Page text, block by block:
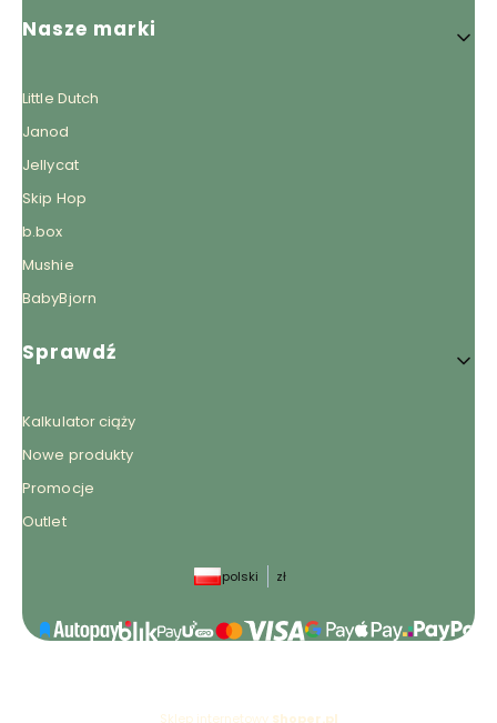
Nasze marki
Little Dutch
Janod
Jellycat
Skip Hop
b.box
Mushie
BabyBjorn
Sprawdź
Kalkulator ciąży
Nowe produkty
Promocje
Outlet
polski zł
Sklep internetowy Shoper.pl